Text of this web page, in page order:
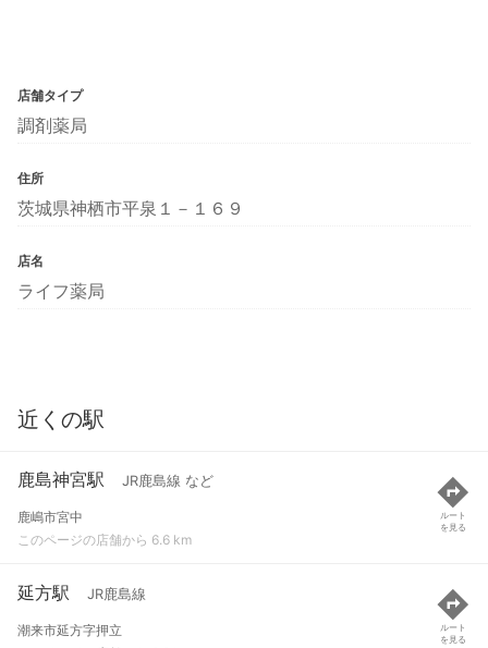
店舗タイプ
調剤薬局
住所
茨城県神栖市平泉１－１６９
店名
ライフ薬局
近くの駅
鹿島神宮駅 JR鹿島線 など
鹿嶋市宮中
このページの店舗から 6.6 km
ルート
を見る
延方駅 JR鹿島線
潮来市延方字押立
ルート
を見る